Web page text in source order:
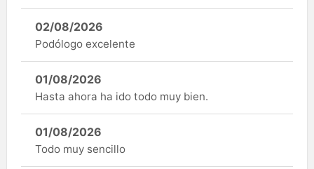
02/08/2026
Podólogo excelente
01/08/2026
Hasta ahora ha ido todo muy bien.
01/08/2026
Todo muy sencillo